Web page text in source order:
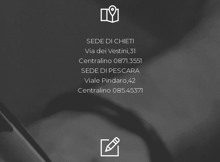
SEDE DI CHIETI
Via dei Vestini,31
Centralino 0871.3551
SEDE DI PESCARA
Viale Pindaro,42
Centralino 085.45371